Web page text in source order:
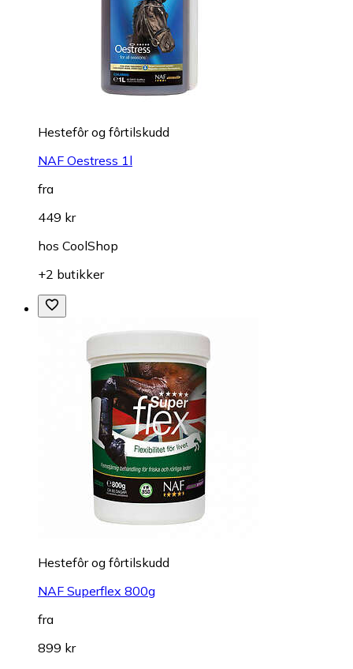
Hestefôr og fôrtilskudd
NAF Oestress 1l
fra
449 kr
hos CoolShop
+2 butikker
Hestefôr og fôrtilskudd
NAF Superflex 800g
fra
899 kr